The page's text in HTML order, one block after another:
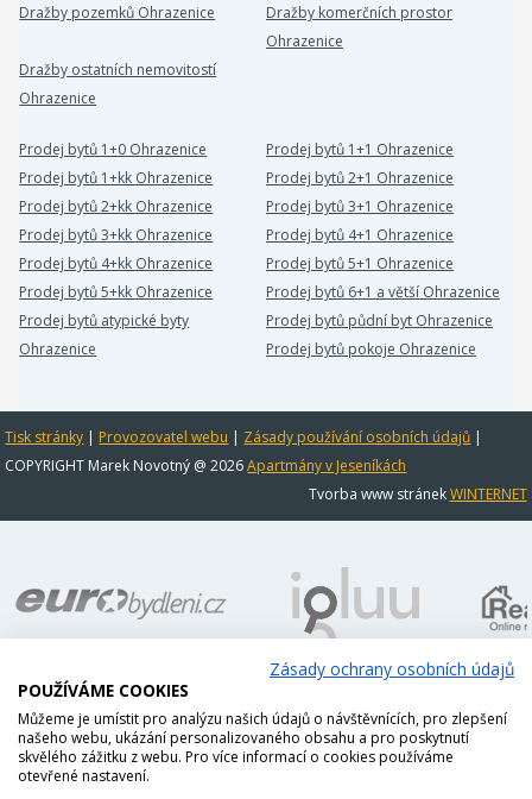
Dražby pozemků Ohrazenice
Dražby komerčních prostor
Ohrazenice
Dražby ostatních nemovitostí
Ohrazenice
Prodej bytů 1+0 Ohrazenice
Prodej bytů 1+1 Ohrazenice
Prodej bytů 1+kk Ohrazenice
Prodej bytů 2+1 Ohrazenice
Prodej bytů 2+kk Ohrazenice
Prodej bytů 3+1 Ohrazenice
Prodej bytů 3+kk Ohrazenice
Prodej bytů 4+1 Ohrazenice
Prodej bytů 4+kk Ohrazenice
Prodej bytů 5+1 Ohrazenice
Prodej bytů 5+kk Ohrazenice
Prodej bytů 6+1 a větší Ohrazenice
Prodej bytů atypické byty
Ohrazenice
Prodej bytů půdní byt Ohrazenice
Prodej bytů pokoje Ohrazenice
Tisk stránky | Provozovatel webu | Zásady používání osobních údajů |
COPYRIGHT Marek Novotný @ 2026Apartmány v Jeseníkách
Tvorba www stránekWINTERNET
Zásady ochrany osobních údajů
POUŽÍVÁME COOKIES
Můžeme je umístit pro analýzu našich údajů o návštěvnících, pro zlepšení
našeho webu, ukázání personalizovaného obsahu a pro poskytnutí
skvělého zážitku z webu. Pro více informací o cookies používáme
otevřené nastavení.